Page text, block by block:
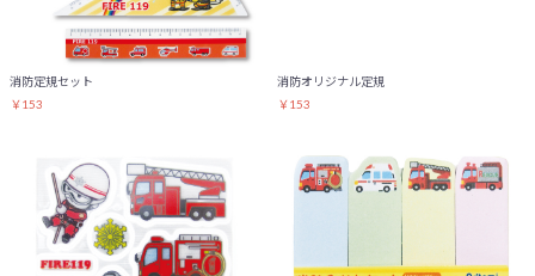
消防定規セット
￥153
消防オリジナル定規
￥153